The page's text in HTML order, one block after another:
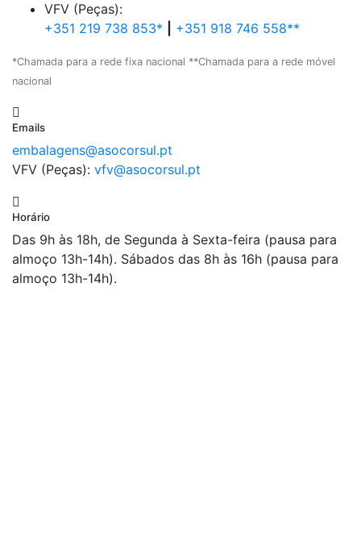
VFV (Peças):
+351 219 738 853*
+351 918 746 558**
*Chamada para a rede fixa nacional **Chamada para a rede móvel
nacional
Emails
embalagens@asocorsul.pt
VFV (Peças): vfv@asocorsul.pt
Horário
Das 9h às 18h, de Segunda à Sexta-feira (pausa para
almoço 13h-14h). Sábados das 8h às 16h (pausa para
almoço 13h-14h).